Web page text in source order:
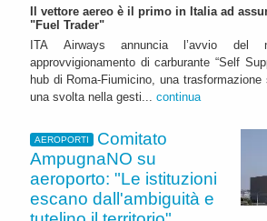
Il vettore aereo è il primo in Italia ad
"Fuel Trader"
ITA Airways annuncia l’avvio del
approvvigionamento di carburante “Self
hub di Roma-Fiumicino, una
una svolta nella gesti... continua
AEROPORTI
Comitato
AmpugnaNO su
aeroporto: "Le istituzioni
escano dall'ambiguità e